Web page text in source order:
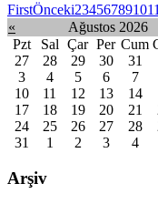
FirstÖnceki234567891011
«
Ağustos 2026
Pzt
Sal Çar Per Cum
27
28 29 30 31
3
4 5 6 7
10
11 12 13 14
17
18 19 20 21
24
25 26 27 28
31
1 2 3 4
Arşiv